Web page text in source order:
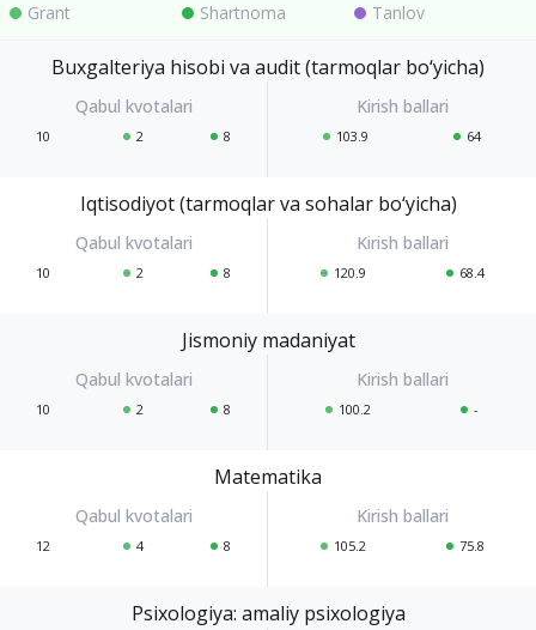
Grant Shartnoma Tanlov
Buxgalteriya hisobi va audit (tarmoqlar bo‘yicha)
10 2 8 103.9 64
Iqtisodiyot (tarmoqlar va sohalar bo‘yicha)
10 2 8 120.9 68.4
Jismoniy madaniyat
10 2 8 100.2 -
Matematika
12 4 8 105.2 75.8
Psixologiya: amaliy psixologiya